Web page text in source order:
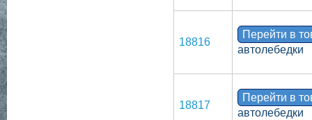
18816
Перейти в
автолебедки
18817
Перейти в
автолебедки